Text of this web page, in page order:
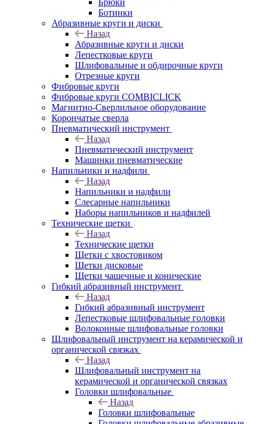
Брюки
Ботинки
Абразивные круги и диски
Назад
Абразивные круги и диски
Лепестковые круги
Шлифовальные и обдирочные круги
Отрезные круги
Фибровые круги
Фибровые круги COMBICLICK
Магнитно-Сверлильное оборудование
Корончатые сверла
Пневматический инструмент
Назад
Пневматический инструмент
Машинки пневматические
Напильники и надфили
Назад
Напильники и надфили
Слесарные напильники
Наборы напильников и надфилей
Технические щетки
Назад
Технические щетки
Щетки с хвостовиком
Щетки дисковые
Щетки чашечные и конические
Гибкий абразивный инструмент
Назад
Гибкий абразивный инструмент
Лепестковые шлифовальные головки
Волоконные шлифовальные головки
Шлифовальный инструмент на керамической и
органической связках
Назад
Шлифовальный инструмент на
керамической и органической связках
Головки шлифовальные
Назад
Головки шлифовальные